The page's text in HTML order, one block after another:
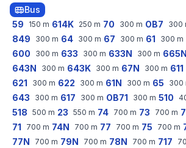
Bus
59
150 m 614K 250 m 70 300 m OB7 300
849 300 m 64 300 m 67 300 m 61 300 m
600 300 m 633 300 m 633N 300 m 665N
643N 300 m 643K 300 m 67N 300 m 611
621 300 m 622 300 m 61N 300 m 65 300
643 300 m 617 300 m OB71 300 m 510
518 500 m 23 550 m 74 700 m 73 700 m
71 700 m 74N 700 m 77 700 m 75 700 m
77N 700 m 79N 700 m 78N 700 m 717